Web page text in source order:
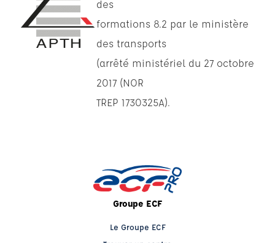
des
formations 8.2 par le ministère
des transports
(arrêté ministériel du 27 octobre
2017 (NOR
TREP 1730325A).
Groupe ECF
Le Groupe ECF